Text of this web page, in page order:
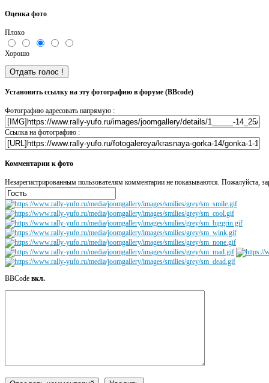
Оценка фото
Плохо
Хорошо
Установить ссылку на эту фотографию в форуме (BBcode)
Фотографию адресовать напрямую :
Ссылка на фотографию :
Комментарии к фото
Незарегистрированным пользователям комментарии не показываются. Пожалуйста,
BBCode вкл.